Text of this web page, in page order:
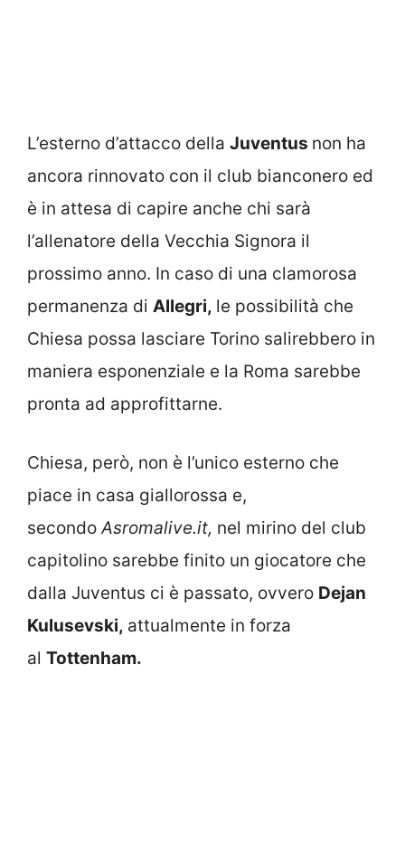
L’esterno d’attacco della Juventus non ha
ancora rinnovato con il club bianconero ed
è in attesa di capire anche chi sarà
l’allenatore della Vecchia Signora il
prossimo anno. In caso di una clamorosa
permanenza di Allegri, le possibilità che
Chiesa possa lasciare Torino salirebbero in
maniera esponenziale e la Roma sarebbe
pronta ad approfittarne.
Chiesa, però, non è l’unico esterno che
piace in casa giallorossa e,
secondo Asromalive.it, nel mirino del club
capitolino sarebbe finito un giocatore che
dalla Juventus ci è passato, ovvero Dejan
Kulusevski, attualmente in forza
al Tottenham.